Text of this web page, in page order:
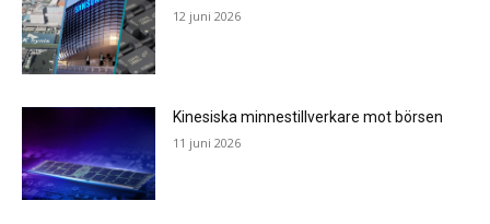
12 juni 2026
Kinesiska minnestillverkare mot börsen
11 juni 2026